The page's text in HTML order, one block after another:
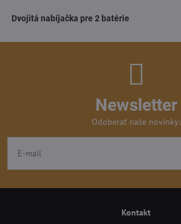
Dvojitá nabíjačka pre 2 batérie
Newsletter
Odoberať naše novinky:
Kontakt